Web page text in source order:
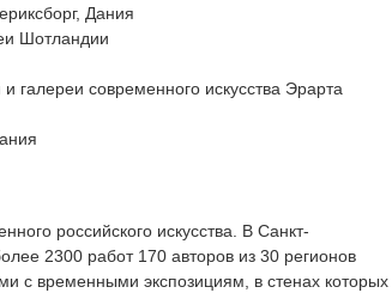
Дания
Шотландии
галереи современного искусства Эрарта
российского искусства. В Санкт-
2300 работ 170 авторов из 30 регионов
с временными экспозициям, в стенах которых